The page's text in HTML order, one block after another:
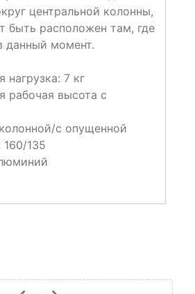
центральной колонны,
быть расположен там, где
данный момент.
нагрузка: 7 кг
рабочая высота с
с опущенной
135